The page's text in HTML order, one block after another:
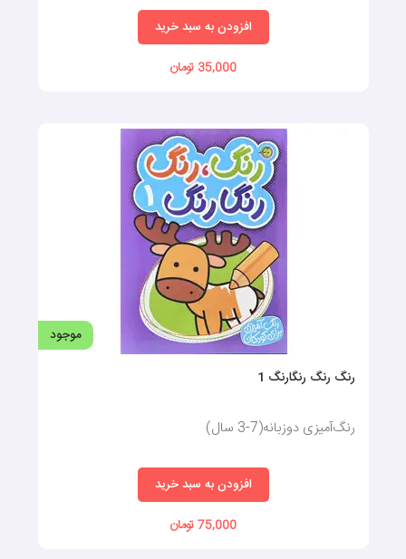
افزودن به سبد خرید
35,000 تومان
موجود
رنگ رنگ رنگارنگ 1
رنگ‌آمیزی دوزبانه(7-3 سال)
افزودن به سبد خرید
75,000 تومان